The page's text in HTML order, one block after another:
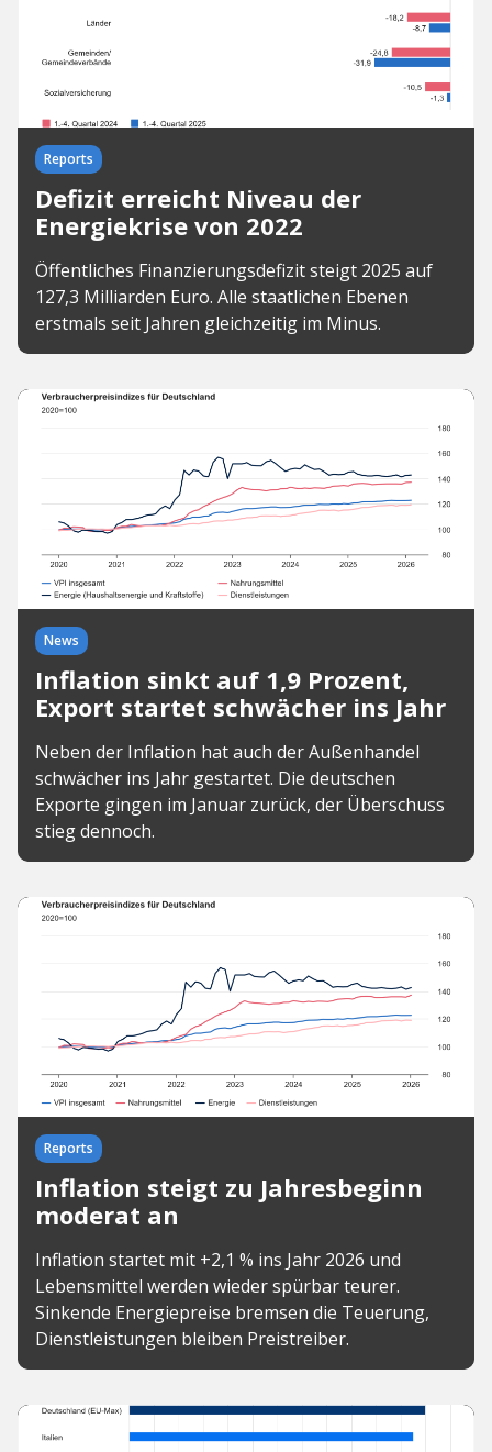
Reports
Defizit erreicht Niveau der
Energiekrise von 2022
Öffentliches Finanzierungsdefizit steigt 2025 auf
127,3 Milliarden Euro. Alle staatlichen Ebenen
erstmals seit Jahren gleichzeitig im Minus.
News
Inflation sinkt auf 1,9 Prozent,
Export startet schwächer ins Jahr
Neben der Inflation hat auch der Außenhandel
schwächer ins Jahr gestartet. Die deutschen
Exporte gingen im Januar zurück, der Überschuss
stieg dennoch.
Reports
Inflation steigt zu Jahresbeginn
moderat an
Inflation startet mit +2,1 % ins Jahr 2026 und
Lebensmittel werden wieder spürbar teurer.
Sinkende Energiepreise bremsen die Teuerung,
Dienstleistungen bleiben Preistreiber.